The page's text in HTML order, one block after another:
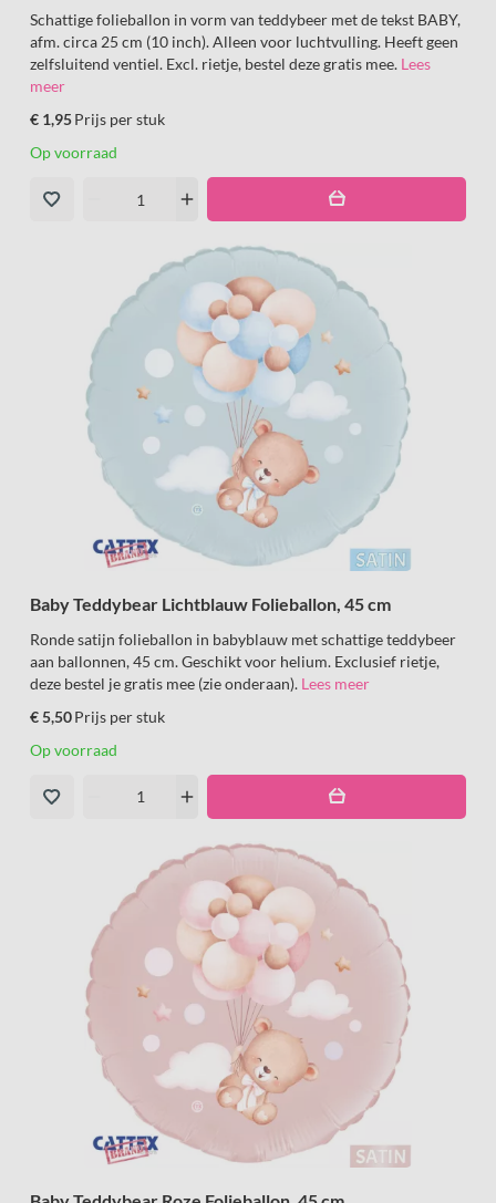
Schattige folieballon in vorm van teddybeer met de tekst BABY,
afm. circa 25 cm (10 inch). Alleen voor luchtvulling. Heeft geen
zelfsluitend ventiel. Excl. rietje, bestel deze gratis mee. Lees
meer
€ 1,95Prijs per stuk
Op voorraad
add
Baby Teddybear Lichtblauw Folieballon, 45 cm
Ronde satijn folieballon in babyblauw met schattige teddybeer
aan ballonnen, 45 cm. Geschikt voor helium. Exclusief rietje,
deze bestel je gratis mee (zie onderaan). Lees meer
€ 5,50Prijs per stuk
Op voorraad
add